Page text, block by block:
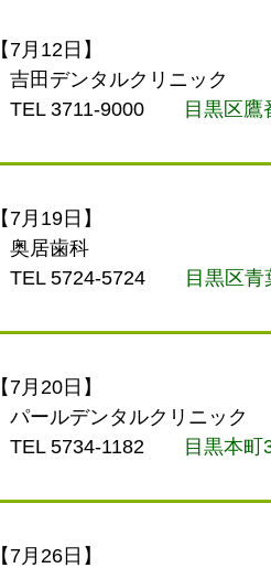
【7月12日】
吉田デンタルクリニック
TEL 3711-9000 目黒区鷹
【7月19日】
奥居歯科
TEL 5724-5724 目黒区
【7月20日】
パールデンタルクリニック
TEL 5734-1182 目黒本町
【7月26日】